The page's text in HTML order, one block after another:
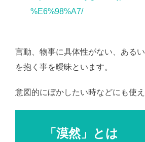
%E6%98%A7/
言動、物事に具体性がない、ある
を抱く事を曖昧といます。
意図的にぼかしたい時などにも使え
「漠然」とは